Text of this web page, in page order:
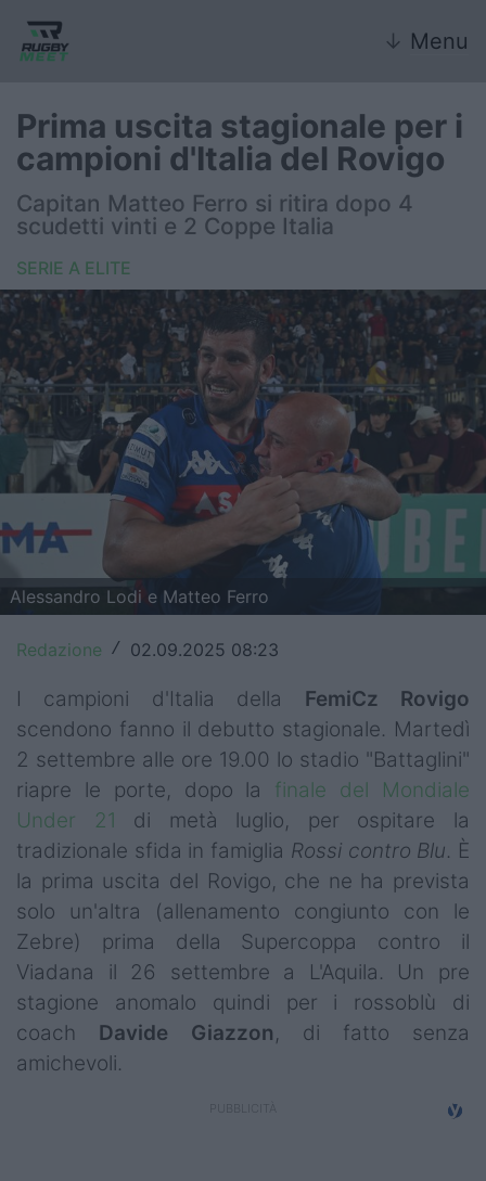
↓ Menu
Nazionale
Nazionali giovanili
Rugby Sevens
Internazionale
6 Nazioni
United Rugby Championship
Top14
Premiership
Champions Cup
Challenge Cup
World Rugby
Rugby World Cup
Super Rugby
Rugby in TV
Mercato
Serie A Elite
Campionati
Serie A
Prima uscita stagionale per i
campioni d'Italia del Rovigo
Capitan Matteo Ferro si ritira dopo 4
scudetti vinti e 2 Coppe Italia
SERIE A ELITE
Alessandro Lodi e Matteo Ferro
Redazione / 02.09.2025 08:23
I campioni d'Italia della FemiCz
Rovigo
scendono fanno il debutto stagionale. Martedì
2 settembre alle ore 19.00 lo stadio "Battaglini"
riapre le porte, dopo la finale del Mondiale
Under 21 di metà luglio, per ospitare la
tradizionale sfida in famiglia Rossi contro Blu. È
la prima uscita del Rovigo, che ne ha prevista
solo un'altra (allenamento congiunto con le
Zebre) prima della Supercoppa contro il
Viadana il 26 settembre a L'Aquila. Un pre
stagione anomalo quindi per i rossoblù di
coach Davide Giazzon, di fatto senza
amichevoli.